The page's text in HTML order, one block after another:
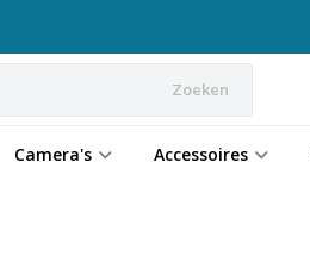
Zoeken
Camera's Accessoires